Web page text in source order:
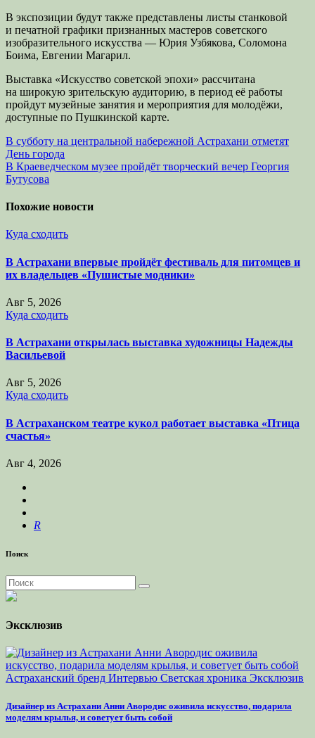
В экспозиции будут также представлены листы станковой
и печатной графики признанных мастеров советского
изобразительного искусства — Юрия Узбякова, Соломона
Боима, Евгении Магарил.
Выставка «Искусство советской эпохи» рассчитана
на широкую зрительскую аудиторию, в период её работы
пройдут музейные занятия и мероприятия для молодёжи,
доступные по Пушкинской карте.
Навигация
по
записям
В субботу на центральной набережной Астрахани отметят
День города
В Краеведческом музее пройдёт творческий вечер Георгия
Бутусова
Похожие новости
Куда сходить
В Астрахани впервые пройдёт фестиваль для питомцев и
их владельцев «Пушистые модники»
Авг 5, 2026
Куда сходить
В Астрахани открылась выставка художницы Надежды
Васильевой
Авг 5, 2026
Куда сходить
В Астраханском театре кукол работает выставка «Птица
счастья»
Авг 4, 2026
R
Поиск
Эксклюзив
Астраханский бренд Интервью Светская хроника Эксклюзив
Дизайнер из Астрахани Анни Авородис оживила искусство, подарила
моделям крылья, и советует быть собой